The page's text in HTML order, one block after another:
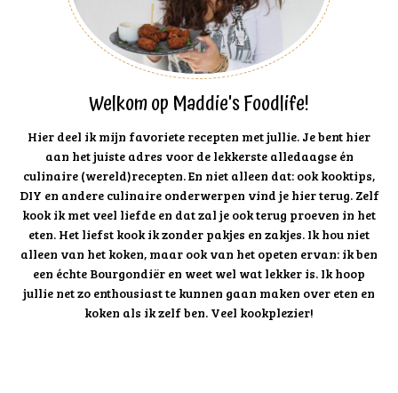
Welkom op Maddie's Foodlife!
Hier deel ik mijn favoriete recepten met jullie. Je bent hier
aan het juiste adres voor de lekkerste alledaagse én
culinaire (wereld)recepten. En niet alleen dat: ook kooktips,
DIY en andere culinaire onderwerpen vind je hier terug. Zelf
kook ik met veel liefde en dat zal je ook terug proeven in het
eten. Het liefst kook ik zonder pakjes en zakjes. Ik hou niet
alleen van het koken, maar ook van het opeten ervan: ik ben
een échte Bourgondiër en weet wel wat lekker is. Ik hoop
jullie net zo enthousiast te kunnen gaan maken over eten en
koken als ik zelf ben. Veel kookplezier!